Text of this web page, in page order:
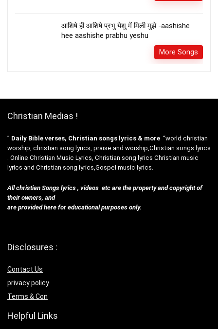
आशिषे ही आशिषे प्रभु येशु में मिली मुझे -aashishe
hee aashishe prabhu yeshu
More Songs
Christian Medias !
” Daily Bible verses, Christian songs lyrics & more “world christian
worship, christian song lyrics, praise and worship,Christian songs lyrics
. Online Christian Music Lyrics, Christian song lyrics Christian music
lyrics and Christian song lyrics,Gospel music lyrics.
All christian Songs lyrics , videos etc are the property and copyright of
their owners, and
are provided here for educational purposes only.
Disclosures :
Contact Us
privacy policy
Terms & Con
Helpful Links